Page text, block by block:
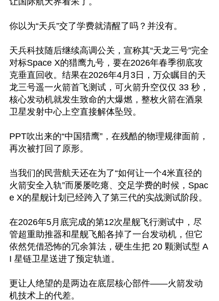
你以为“天兵”交了学费就清醒了吗？并没有。
天兵科技随后继续高调公关，宣称其“天龙三号”完全
对标Space X的猎鹰九号，要在2026年春季彻底攻
克垂直回收。结果在2026年4月3日，万众瞩目的天
龙三号遥一火箭首飞测试，可火箭升空仅仅 33 秒，
核心发动机就发生致命的大爆燃，整枚火箭在酒泉
卫星发射中心上空直接解体坠毁。
PPT吹出来的“中国猎鹰”，在残酷的物理规律面前，
再次被打回了原形。
当我们的民营航天还在为了“如何让一个4米直径的
火箭安全入轨”而屡屡吃瘪、交足学费的时候，Spac
e X的星舰计划已经跨入了第三代的实战测试阶段。
在2026年5月底完成的第12次星舰飞行测试中，尽
管超重助推器和星舰飞船各掉了一台发动机，但它
依然凭借恐怖的冗余算法，硬生生把 20 颗测试型 A
I 星链卫星送进了预定轨道。
更让人绝望的是两边在底层核心部件——火箭发动
机技术上的代差。